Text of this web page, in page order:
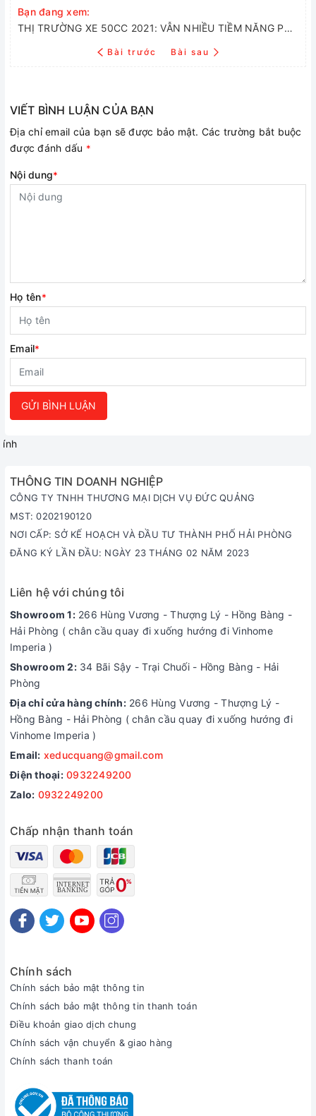
Bạn đang xem:
THỊ TRƯỜNG XE 50CC 2021: VẪN NHIỀU TIỀM NĂNG PHÁT TRIỂN
Bài trước Bài sau
VIẾT BÌNH LUẬN CỦA BẠN
Địa chỉ email của bạn sẽ được bảo mật. Các trường bắt buộc
được đánh dấu *
Nội dung*
Họ tên*
Email*
GỬI BÌNH LUẬN
ính
THÔNG TIN DOANH NGHIỆP
CÔNG TY TNHH THƯƠNG MẠI DỊCH VỤ ĐỨC QUẢNG
MST: 0202190120
NƠI CẤP: SỞ KẾ HOẠCH VÀ ĐẦU TƯ THÀNH PHỐ HẢI PHÒNG
ĐĂNG KÝ LẦN ĐẦU: NGÀY 23 THÁNG 02 NĂM 2023
Liên hệ với chúng tôi
Showroom 1:266 Hùng Vương - Thượng Lý - Hồng Bàng -
Hải Phòng ( chân cầu quay đi xuống hướng đi Vinhome
Imperia )
Showroom 2:34 Bãi Sậy - Trại Chuối - Hồng Bàng - Hải
Phòng
Địa chỉ cửa hàng chính:266 Hùng Vương - Thượng Lý -
Hồng Bàng - Hải Phòng ( chân cầu quay đi xuống hướng đi
Vinhome Imperia )
Email: xeducquang@gmail.com
Điện thoại: 0932249200
Zalo: 0932249200
Chấp nhận thanh toán
Chính sách
Chính sách bảo mật thông tin
Chính sách bảo mật thông tin thanh toán
Điều khoản giao dịch chung
Chính sách vận chuyển & giao hàng
Chính sách thanh toán